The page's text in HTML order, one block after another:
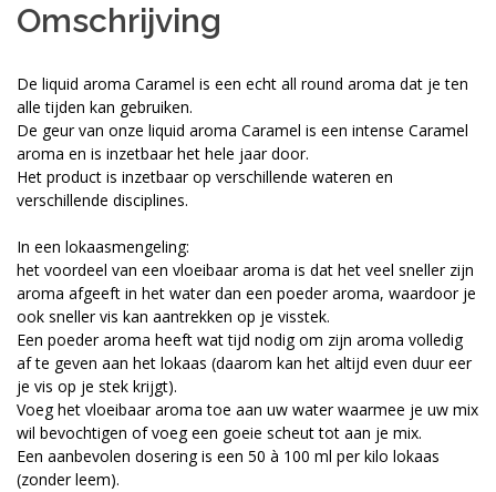
Omschrijving
De liquid aroma Caramel is een echt all round aroma dat je ten
alle tijden kan gebruiken.
De geur van onze liquid aroma Caramel is een intense Caramel
aroma en is inzetbaar het hele jaar door.
Het product is inzetbaar op verschillende wateren en
verschillende disciplines.
In een lokaasmengeling:
het voordeel van een vloeibaar aroma is dat het veel sneller zijn
aroma afgeeft in het water dan een poeder aroma, waardoor je
ook sneller vis kan aantrekken op je visstek.
Een poeder aroma heeft wat tijd nodig om zijn aroma volledig
af te geven aan het lokaas (daarom kan het altijd even duur eer
je vis op je stek krijgt).
Voeg het vloeibaar aroma toe aan uw water waarmee je uw mix
wil bevochtigen of voeg een goeie scheut tot aan je mix.
Een aanbevolen dosering is een 50 à 100 ml per kilo lokaas
(zonder leem).